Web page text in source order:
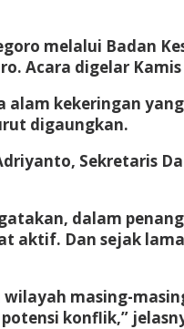
melalui Badan
Acara digelar
kekeringan
digaungkan.
Sekretaris
dalam
aktif. Dan sejak
masing-
konflik,”